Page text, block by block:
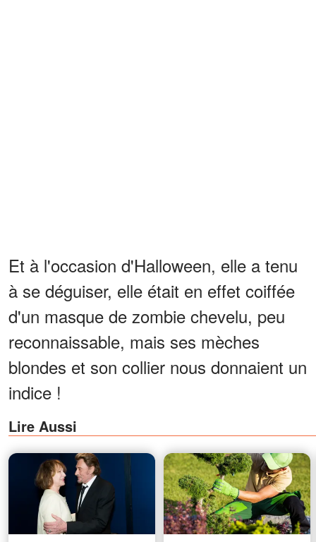
Et à l'occasion d'Halloween, elle a tenu
à se déguiser, elle était en effet coiffée
d'un masque de zombie chevelu, peu
reconnaissable, mais ses mèches
blondes et son collier nous donnaient un
indice !
Lire Aussi